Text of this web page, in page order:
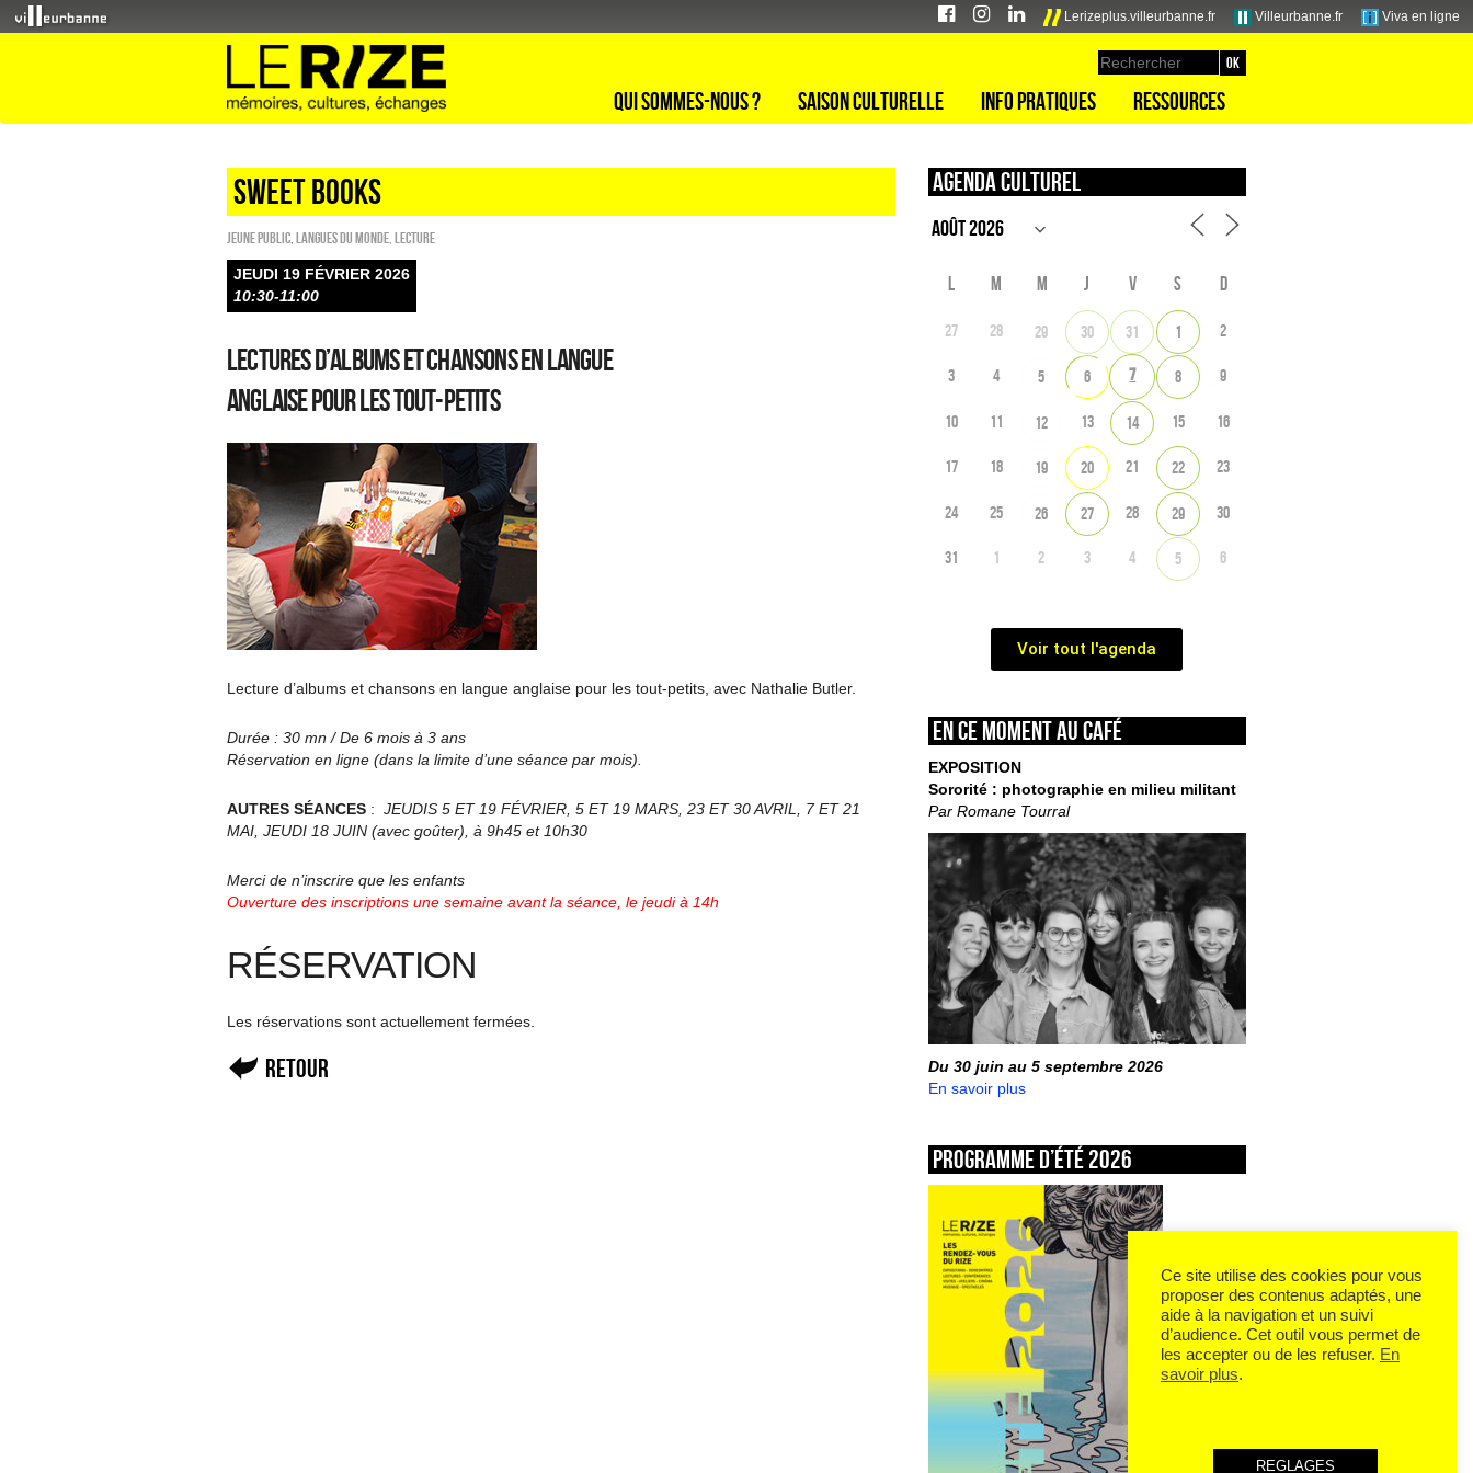
Lerizeplus.villeurbanne.fr Villeurbanne.fr Viva en ligne
Qui sommes-nous ? Saison culturelle Info pratiques Ressources
sweet books
Jeune public Langues du monde Lecture
JEUDI 19 FÉVRIER 2026
10:30-11:00
Lectures d’albums et chansons en langue
anglaise pour les tout-petits
Lecture d’albums et chansons en langue anglaise pour les tout-petits, avec Nathalie Butler.
Durée : 30 mn / De 6 mois à 3 ans
Réservation en ligne (dans la limite d’une séance par mois).
AUTRES SÉANCES : JEUDIS 5 ET 19 FÉVRIER, 5 ET 19 MARS, 23 ET 30 AVRIL, 7 ET 21
MAI, JEUDI 18 JUIN (avec goûter), à 9h45 et 10h30
Merci de n’inscrire que les enfants
Ouverture des inscriptions une semaine avant la séance, le jeudi à 14h
RÉSERVATION
Les réservations sont actuellement fermées.
Retour
Agenda culturel
L M M J V S D
27 28 29 30 31 1 2
3 4 5 6 7 8 9
10 11 12 13 14 15 16
17 18 19 20 21 22 23
24 25 26 27 28 29 30
31 1 2 3 4 5 6
Voir tout l'agenda
En ce moment au café
EXPOSITION
Sororité : photographie en milieu militant
Par Romane Tourral
Du 30 juin au 5 septembre 2026
En savoir plus
Programme d’été 2026
Ce site utilise des cookies pour vous
proposer des contenus adaptés, une
aide à la navigation et un suivi
d’audience. Cet outil vous permet de
les accepter ou de les refuser. En
savoir plus.
REGLAGES